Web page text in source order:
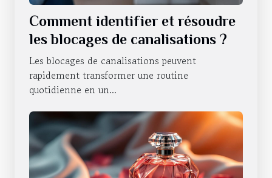
Comment identifier et résoudre
les blocages de canalisations ?
Les blocages de canalisations peuvent
rapidement transformer une routine
quotidienne en un...